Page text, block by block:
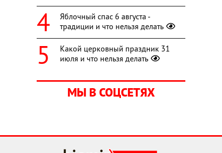
Яблочный спас 6 августа -
традиции и что нельзя делать
Какой церковный праздник 31
июля и что нельзя делать
МЫ В СОЦСЕТЯХ